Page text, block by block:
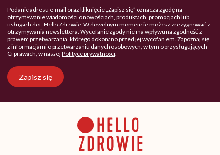
Podanie adresu e-mail oraz kliknięcie „Zapisz się” oznacza zgodę na
otrzymywanie wiadomości o nowościach, produktach, promocjach lub
usługach dot. Hello Zdrowie. W dowolnym momencie możesz zrezygnować z
otrzymywania newslettera. Wycofanie zgody nie ma wpływu na zgodność z
prawem przetwarzania, którego dokonano przed jej wycofaniem. Zapoznaj się
z informacjami o przetwarzaniu danych osobowych, w tym o przysługujących
Ci prawach, w naszejPolityce prywatności.
Zapisz się